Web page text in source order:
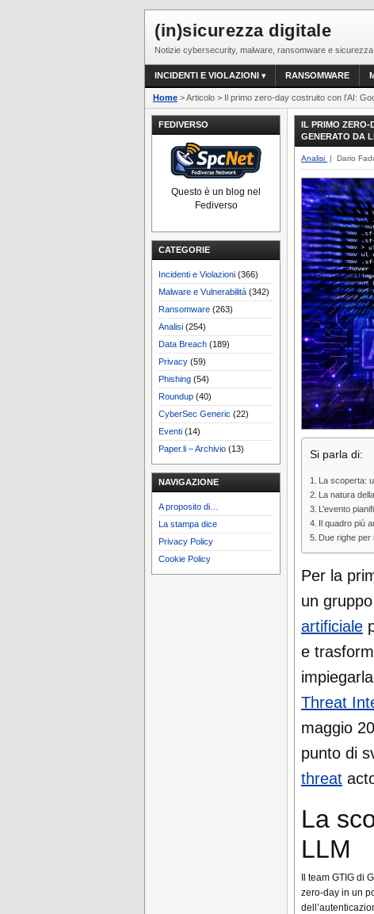
(in)sicurezza digitale
Notizie cybersecurity, malware, ransomware e sicurezza
INCIDENTI E VIOLAZIONI RANSOMWARE
Home > Articolo > Il primo zero-day costruito con l’AI:
FEDIVERSO
Questo è un blog nel
Fediverso
CATEGORIE
Incidenti e Violazioni (366)
Malware e Vulnerabilità (342)
Ransomware (263)
Analisi (254)
Data Breach (189)
Privacy (59)
Phishing (54)
Roundup (40)
CyberSec Generic (22)
Eventi (14)
Paper.li – Archivio (13)
NAVIGAZIONE
A proposito di…
La stampa dice
Privacy Policy
Cookie Policy
IL PRIMO ZERO-
GENERATO DA
Analisi | Dario
Si parla di:
La scoperta:
La natura
L’evento
Il quadro più
Due righe per
Per la
un
artificiale
e
Threat
maggio
punto di
threat
La
LLM
Il team GTIG di
zero-day in un